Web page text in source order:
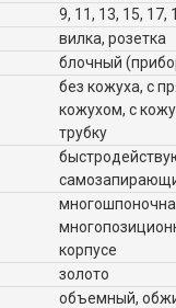
9, 11, 13, 15, 17,
вилка, розетка
блочный
без кожуха, с
кожухом, с
трубку
корпусе
золото
объемный,